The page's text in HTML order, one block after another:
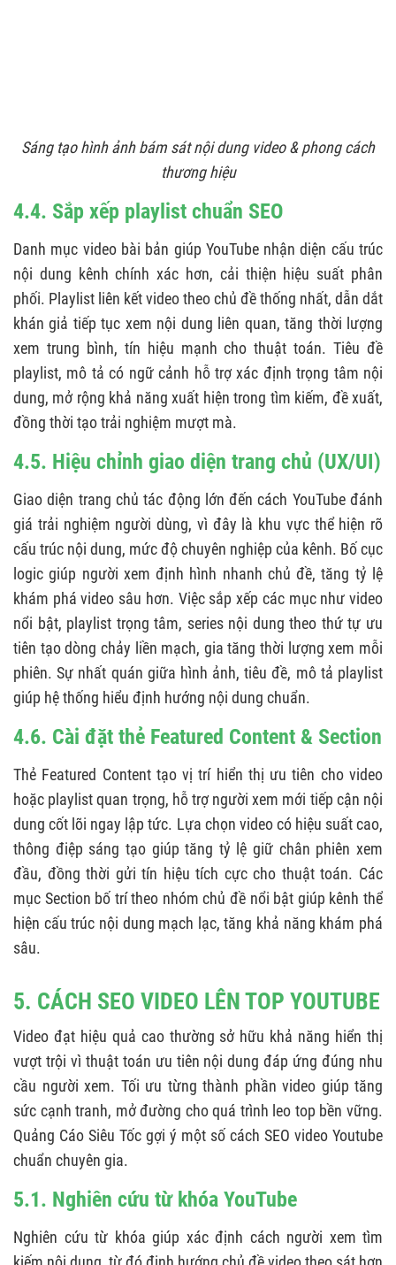
Sáng tạo hình ảnh bám sát nội dung video & phong cách
thương hiệu
4.4. Sắp xếp playlist chuẩn SEO
Danh mục video bài bản giúp YouTube nhận diện cấu trúc
nội dung kênh chính xác hơn, cải thiện hiệu suất phân
phối. Playlist liên kết video theo chủ đề thống nhất, dẫn dắt
khán giả tiếp tục xem nội dung liên quan, tăng thời lượng
xem trung bình, tín hiệu mạnh cho thuật toán. Tiêu đề
playlist, mô tả có ngữ cảnh hỗ trợ xác định trọng tâm nội
dung, mở rộng khả năng xuất hiện trong tìm kiếm, đề xuất,
đồng thời tạo trải nghiệm mượt mà.
4.5. Hiệu chỉnh giao diện trang chủ (UX/UI)
Giao diện trang chủ tác động lớn đến cách YouTube đánh
giá trải nghiệm người dùng, vì đây là khu vực thể hiện rõ
cấu trúc nội dung, mức độ chuyên nghiệp của kênh. Bố cục
logic giúp người xem định hình nhanh chủ đề, tăng tỷ lệ
khám phá video sâu hơn. Việc sắp xếp các mục như video
nổi bật, playlist trọng tâm, series nội dung theo thứ tự ưu
tiên tạo dòng chảy liền mạch, gia tăng thời lượng xem mỗi
phiên. Sự nhất quán giữa hình ảnh, tiêu đề, mô tả playlist
giúp hệ thống hiểu định hướng nội dung chuẩn.
4.6. Cài đặt thẻ Featured Content & Section
Thẻ Featured Content tạo vị trí hiển thị ưu tiên cho video
hoặc playlist quan trọng, hỗ trợ người xem mới tiếp cận nội
dung cốt lõi ngay lập tức. Lựa chọn video có hiệu suất cao,
thông điệp sáng tạo giúp tăng tỷ lệ giữ chân phiên xem
đầu, đồng thời gửi tín hiệu tích cực cho thuật toán. Các
mục Section bố trí theo nhóm chủ đề nổi bật giúp kênh thể
hiện cấu trúc nội dung mạch lạc, tăng khả năng khám phá
sâu.
5. CÁCH SEO VIDEO LÊN TOP YOUTUBE
Video đạt hiệu quả cao thường sở hữu khả năng hiển thị
vượt trội vì thuật toán ưu tiên nội dung đáp ứng đúng nhu
cầu người xem. Tối ưu từng thành phần video giúp tăng
sức cạnh tranh, mở đường cho quá trình leo top bền vững.
Quảng Cáo Siêu Tốc gợi ý một số cách SEO video Youtube
chuẩn chuyên gia.
5.1. Nghiên cứu từ khóa YouTube
Nghiên cứu từ khóa giúp xác định cách người xem tìm